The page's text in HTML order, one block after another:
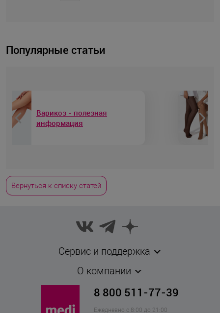
Популярные статьи
в профилактике и лечении
варикоза
Вернуться к списку статей
Сервис и поддержка
О компании
8 800 511-77-39
Ежедневно с 8:00 до 21:00